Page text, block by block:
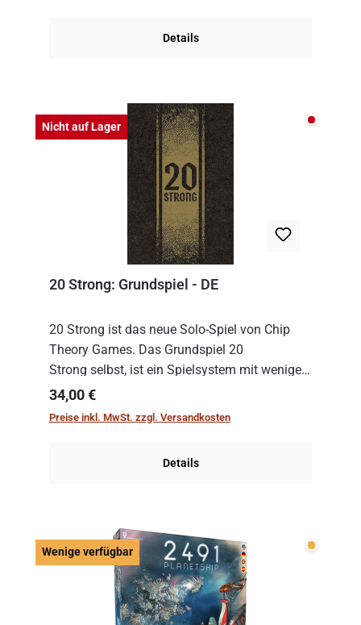
Details
Nicht auf Lager Nicht
20 Strong: Grundspiel - DE
20 Strong ist das neue Solo-Spiel von Chip
Theory Games. Das Grundspiel 20
Strong selbst, ist ein Spielsystem mit wenigen,
einfachen Regeln. Um es zu spielen, muss es
immer mit einem Themenset ergänzt werden.
Regulärer Preis:
34,00 €
Preise inkl. MwSt. zzgl. Versandkosten
Details
Wenige verfügbar Wenige